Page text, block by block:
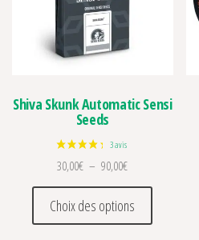
Shiva Skunk Automatic Sensi
Seeds
30,00€ – 90,00€Plage de prix :
Choix des options
Ce